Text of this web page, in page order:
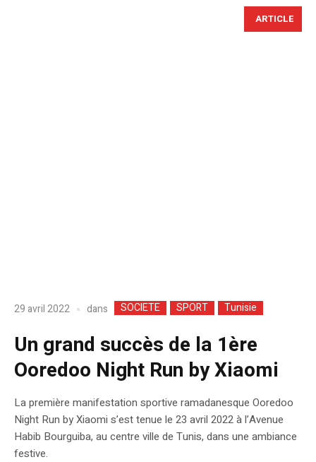
ARTICLE
29 avril 2022 dans SOCIETE SPORT Tunisie
Un grand succès de la 1ère
Ooredoo Night Run by Xiaomi
La première manifestation sportive ramadanesque Ooredoo
Night Run by Xiaomi s’est tenue le 23 avril 2022 à l’Avenue
Habib Bourguiba, au centre ville de Tunis, dans une ambiance
festive.